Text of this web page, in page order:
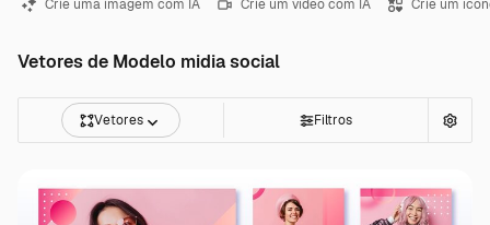
Crie uma imagem com IA Crie um vídeo com IA Crie um
Vetores de Modelo midia social
Vetores Filtros